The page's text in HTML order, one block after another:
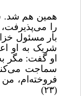
همین هم شد.
را
بار مسئول
شریک به او
او گفت: مگر
سماجت
فروخته‌ام،
(۲۳)